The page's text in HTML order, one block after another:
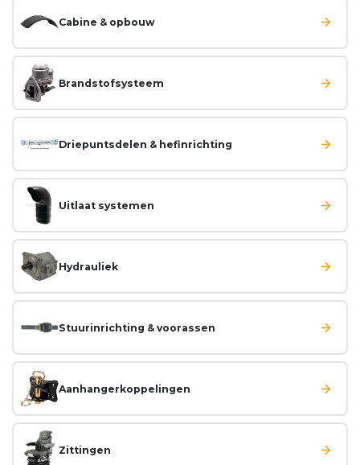
Cabine & opbouw
Brandstofsysteem
Driepuntsdelen & hefinrichting
Uitlaat systemen
Hydrauliek
Stuurinrichting & voorassen
Aanhangerkoppelingen
Zittingen